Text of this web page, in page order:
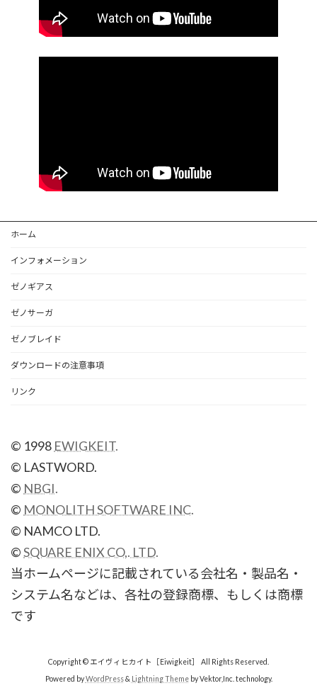
ホーム
インフォメーション
ゼノギアス
ゼノサーガ
ゼノブレイド
ダウンロードの注意事項
リンク
© 1998 EWIGKEIT.
© LASTWORD.
© NBGI.
© MONOLITH SOFTWARE INC.
© NAMCO LTD.
©SQUARE ENIX CO,. LTD.
当ホームページに記載されている会社名・製品名・
システム名などは、各社の登録商標、もしくは商標
です
Copyright © エイヴィヒカイト［Eiwigkeit］ All Rights Reserved.
Powered byWordPress& Lightning Themeby Vektor,Inc. technology.